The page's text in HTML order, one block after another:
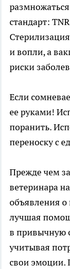
стандарт:
и вопли, а
риски
Если
ее руками!
поранить.
переноску с
Прежде чем
ветеринара
объявления
лучшая
в привычную
учитывая
свои эмоции.